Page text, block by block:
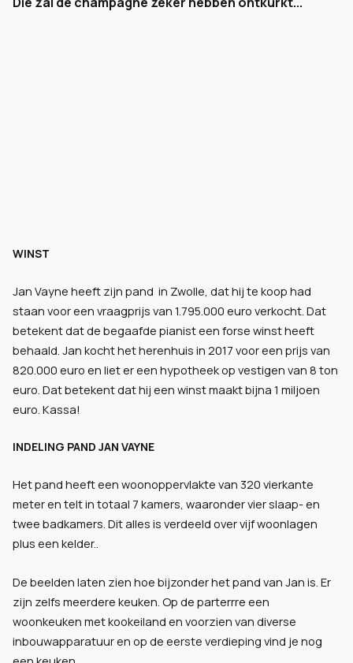
WINST
Jan Vayne heeft zijn pand in Zwolle, dat hij te koop had
staan voor een vraagprijs van 1.795.000 euro verkocht. Dat
betekent dat de begaafde pianist een forse winst heeft
behaald. Jan kocht het herenhuis in 2017 voor een prijs van
820.000 euro en liet er een hypotheek op vestigen van 8 ton
euro. Dat betekent dat hij een winst maakt bijna 1 miljoen
euro. Kassa!
INDELING PAND JAN VAYNE
Het pand heeft een woonoppervlakte van 320 vierkante
meter en telt in totaal 7 kamers, waaronder vier slaap- en
twee badkamers. Dit alles is verdeeld over vijf woonlagen
plus een kelder..
De beelden laten zien hoe bijzonder het pand van Jan is. Er
zijn zelfs meerdere keuken. Op de parterrre een
woonkeuken met kookeiland en voorzien van diverse
inbouwapparatuur en op de eerste verdieping vind je nog